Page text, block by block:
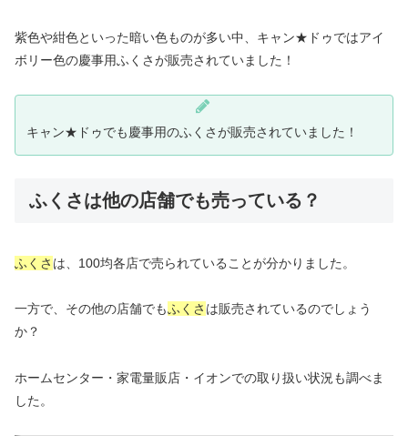
紫色や紺色といった暗い色ものが多い中、キャン★ドゥではアイ
ボリー色の慶事用ふくさが販売されていました！
キャン★ドゥでも慶事用のふくさが販売されていました！
ふくさは他の店舗でも売っている？
ふくさ は、100均各店で売られていることが分かりました。
一方で、その他の店舗でもふくさ は販売されているのでしょう
か？
ホームセンター・家電量販店・イオンでの取り扱い状況も調べま
した。